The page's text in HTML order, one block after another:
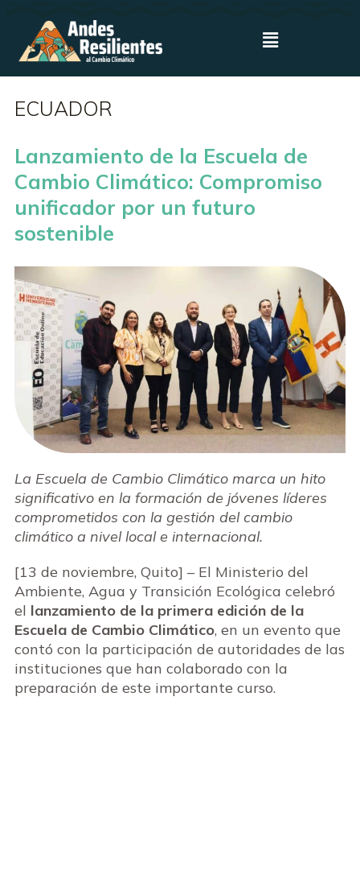
ECUADOR
Lanzamiento de la Escuela de
Cambio Climático: Compromiso
unificador por un futuro
sostenible
La Escuela de Cambio Climático marca un hito
significativo en la formación de jóvenes líderes
comprometidos con la gestión del cambio
climático a nivel local e internacional.
[13 de noviembre, Quito] – El Ministerio del
Ambiente, Agua y Transición Ecológica celebró
el lanzamiento de la primera edición de la
Escuela de Cambio Climático, en un evento que
contó con la participación de autoridades de las
instituciones que han colaborado con la
preparación de este importante curso.